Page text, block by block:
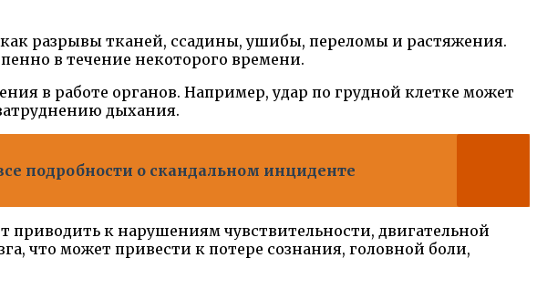
разрывы тканей, ссадины, ушибы, переломы и растяжения.
в течение некоторого времени.
в работе органов. Например, удар по грудной клетке может
дыхания.
подробности о скандальном инциденте
к нарушениям чувствительности, двигательной
что может привести к потере сознания, головной боли,